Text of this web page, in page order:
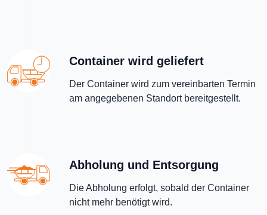
Container wird geliefert
Der Container wird zum vereinbarten Termin
am angegebenen Standort bereitgestellt.
Abholung und Entsorgung
Die Abholung erfolgt, sobald der Container
nicht mehr benötigt wird.